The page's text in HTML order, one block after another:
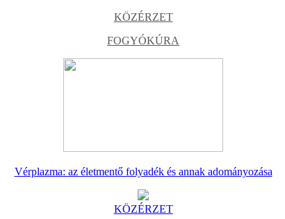
KÖZÉRZET
FOGYÓKÚRA
Vérplazma: az életmentő folyadék és annak adományozása
KÖZÉRZET